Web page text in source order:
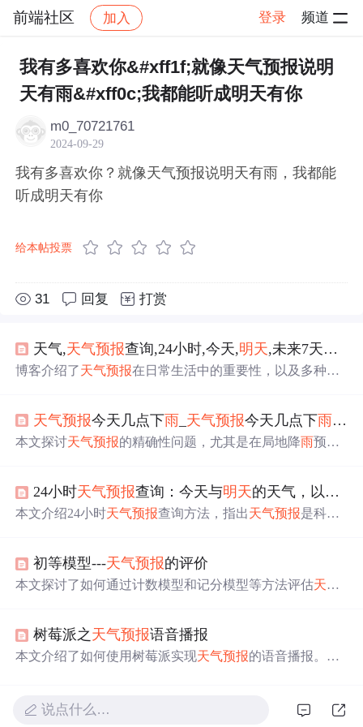
前端社区 加入 登录 频道
社区 前端社区 感慨 帖子详情
我有多喜欢你&#xff1f;就像天气预报说明
天有雨&#xff0c;我都能听成明天有你
m0_70721761
2024-09-29
我有多喜欢你？就像天气预报说明天有雨，我都能
听成明天有你
给本帖投票
31 回复 打赏
天气,天气预报查询,24小时,今天,明天,未来7天天气查询
博客介绍了天气预报在日常生活中的重要性，以及多种查
查询功能能为生活和出行计划做出合理规划。
天气预报今天几点下雨 天气预报今天几点下雨【
本文探讨天气预报的精确性问题，尤其是在局地降雨预测
24小时天气预报查询：今天与明天的天气，以及未来7天的天气变化
本文介绍24小时天气预报查询方法，指出天气预报是科学
提醒根据天气调整生活工作，应对突发状况。
初等模型---天气预报的评价
本文探讨了如何通过计数模型和记分模型等方法评估天气
树莓派之 天气预报语音播报
本文介绍了如何使用树莓派实现天气预报的语音播报。通
说点什么…